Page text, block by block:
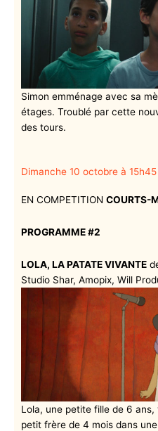
Simon emménage avec sa
étages. Troublé par cette
des tours.
Dimanche 10 octobre à
EN COMPETITION COURTS-
PROGRAMME #2
LOLA, LA PATATE VIVANTE
Studio Shar, Amopix, Will
Lola, une petite fille de 6
petit frère de 4 mois dans